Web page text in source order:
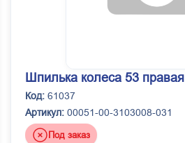
Шпилька колеса 53 правая
Код: 61037
Артикул: 00051-00-3103008-031
Под заказ